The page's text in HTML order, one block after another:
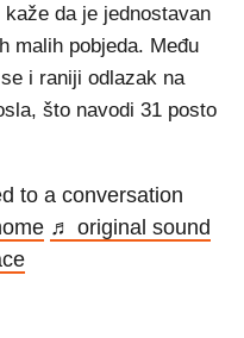
da je jednostavan
malih pobjeda. Među
i raniji odlazak na
što navodi 31 posto
to a conversation
♬ original sound